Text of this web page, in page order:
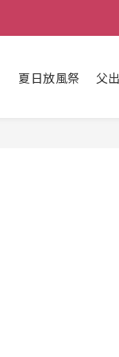
夏日放風祭 父